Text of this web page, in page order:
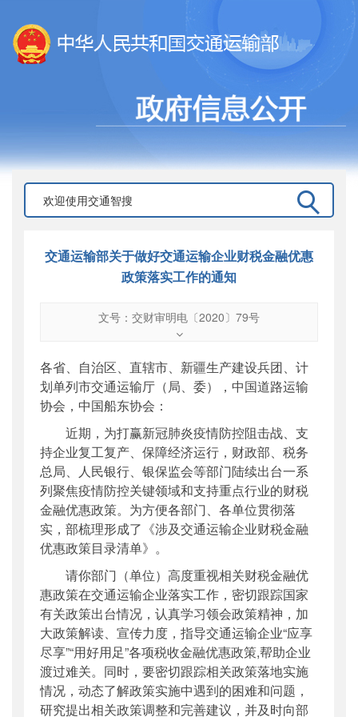
交通运输部关于做好交通运输企业财税金融优惠
政策落实工作的通知
文号：交财审明电〔2020〕79号
交财审明电〔2020〕79号
公开日期：2020年02月28日
主题词：
企业;财税金融;优惠政策
主题分类：财务信息
公文类型：部明电或部办公厅明电
各省、自治区、直辖市、新疆生产建设兵团、计
划单列市交通运输厅（局、委），中国道路运输
协会，中国船东协会：
近期，为打赢新冠肺炎疫情防控阻击战、支
持企业复工复产、保障经济运行，财政部、税务
总局、人民银行、银保监会等部门陆续出台一系
列聚焦疫情防控关键领域和支持重点行业的财税
金融优惠政策。为方便各部门、各单位贯彻落
实，部梳理形成了《涉及交通运输企业财税金融
优惠政策目录清单》。
请你部门（单位）高度重视相关财税金融优
惠政策在交通运输企业落实工作，密切跟踪国家
有关政策出台情况，认真学习领会政策精神，加
大政策解读、宣传力度，指导交通运输企业“应享
尽享”“用好用足”各项税收金融优惠政策,帮助企业
渡过难关。同时，要密切跟踪相关政策落地实施
情况，动态了解政策实施中遇到的困难和问题，
研究提出相关政策调整和完善建议，并及时向部